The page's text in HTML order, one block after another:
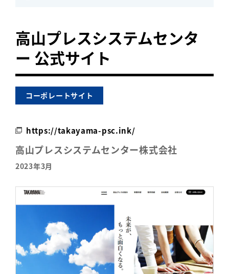
高山プレスシステムセンタ
ー 公式サイト
コーポレートサイト
https://takayama-psc.ink/
高山プレスシステムセンター株式会社
2023年3月